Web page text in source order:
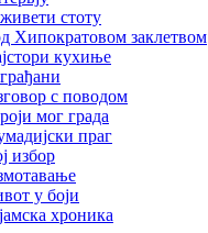
стоту
Хипократовом заклетвом
кухиње
с поводом
мог града
праг
избор
у боји
хроника